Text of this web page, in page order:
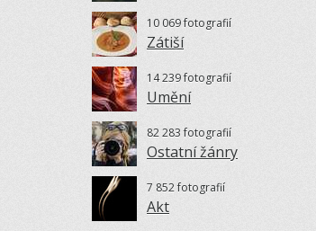
10 069 fotografií
Zátiší
14 239 fotografií
Umění
82 283 fotografií
Ostatní žánry
7 852 fotografií
Akt